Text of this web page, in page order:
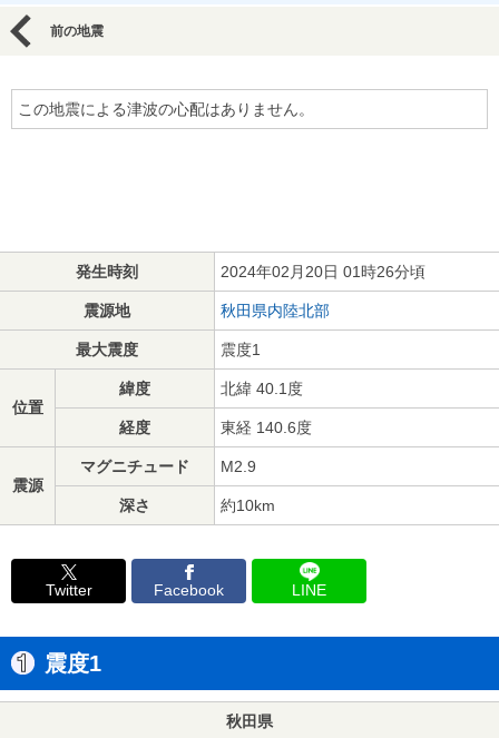
前の地震
この地震による津波の心配はありません。
発生時刻 2024年02月20日 01時26分頃
震源地 秋田県内陸北部
最大震度 震度1
位置
緯度 北緯 40.1度
経度 東経 140.6度
震源
マグニチュード M2.9
深さ 約10km
Twitter Facebook LINE
震度1
秋田県